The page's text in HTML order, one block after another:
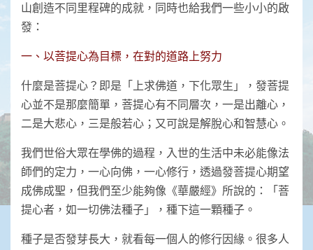
山創造不同里程碑的成就，同時也給我們一些小小的啟
發：
一、以菩提心為目標，在對的道路上努力
什麼是菩提心？即是「上求佛道，下化眾生」，發菩提
心並不是那麼簡單，菩提心有不同層次，一是出離心，
二是大悲心，三是般若心；又可說是解脫心和智慧心。
我們世俗大眾在學佛的過程，入世的生活中未必能像法
師們的定力，一心向佛，一心修行，透過發菩提心期望
成佛成聖，但我們至少能夠像《華嚴經》所說的：「菩
提心者，如一切佛法種子」，種下這一顆種子。
種子是否發芽長大，就看每一個人的修行因緣。很多人